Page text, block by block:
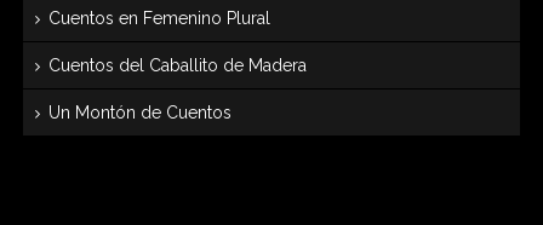
Cuentos en Femenino Plural
Cuentos del Caballito de Madera
Un Montón de Cuentos